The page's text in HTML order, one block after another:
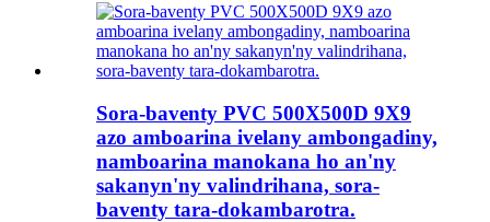
Sora-baventy PVC 500X500D 9X9
azo amboarina ivelany ambongadiny,
namboarina manokana ho an'ny
sakanyn'ny valindrihana, sora-
baventy tara-dokambarotra.